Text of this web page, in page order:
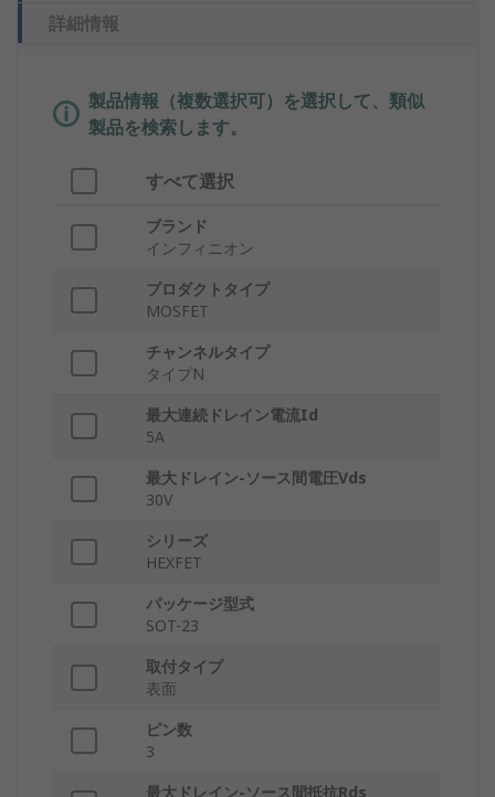
詳細情報
製品情報（複数選択可）を選択して、類似
製品を検索します。
すべて選択
ブランド
インフィニオン
プロダクトタイプ
MOSFET
チャンネルタイプ
タイプN
最大連続ドレイン電流Id
5A
最大ドレイン-ソース間電圧Vds
30V
シリーズ
HEXFET
パッケージ型式
SOT-23
取付タイプ
表面
ピン数
3
最大ドレイン-ソース間抵抗Rds